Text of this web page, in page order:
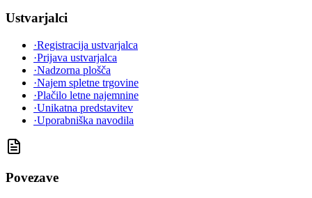
Ustvarjalci
·Registracija ustvarjalca
·Prijava ustvarjalca
·Nadzorna plošča
·Najem spletne trgovine
·Plačilo letne najemnine
·Unikatna predstavitev
·Uporabniška navodila
Povezave